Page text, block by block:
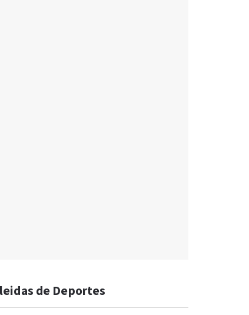
de Deportes